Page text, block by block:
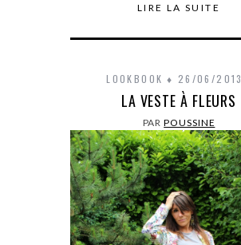
LIRE LA SUITE
LOOKBOOK 26/06/2013
LA VESTE À FLEURS
PARPOUSSINE